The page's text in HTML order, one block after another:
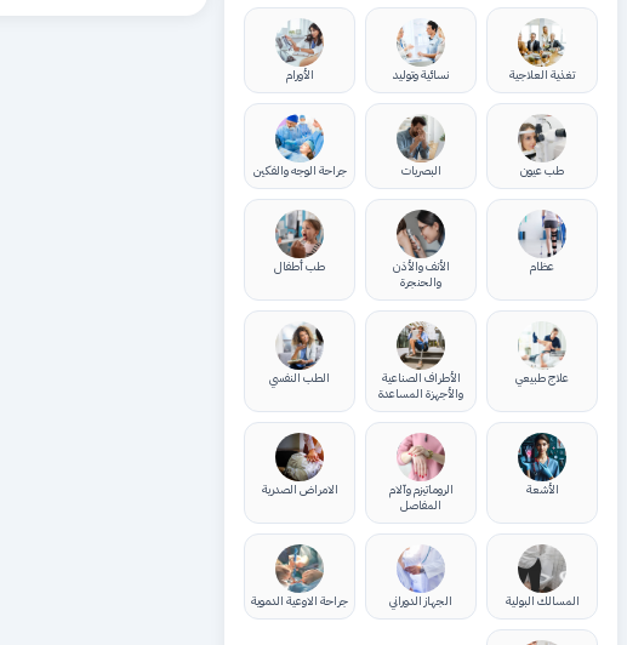
تغذية العلاجية نسائية وتوليد الأورام
طب عيون البصريات جراحة الوجه والفكين
عظام
الأنف والأذن
والحنجرة
طب أطفال
علاج طبيعي
الأطراف الصناعية
والأجهزة المساعدة
الطب النفسي
الأشعة
الروماتيزم وآلام
المفاصل
الامراض الصدرية
المسالك البولية الجهاز الدوراني جراحة الاوعية الدموية